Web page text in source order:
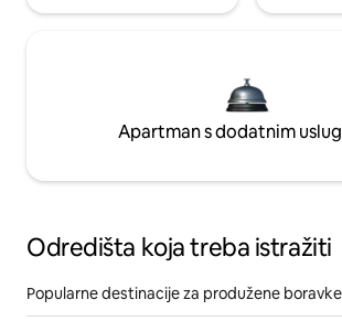
Apartman s dodatnim
Odredišta koja treba istražiti
Popularne destinacije za produžene boravke